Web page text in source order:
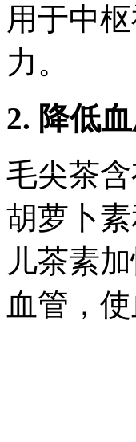
用于中
力。
2. 降低
毛尖茶
胡萝卜
儿茶素
血管，